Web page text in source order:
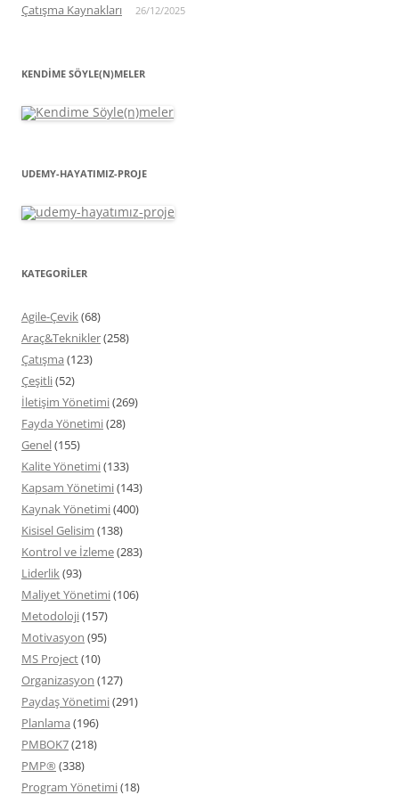
Çatışma Kaynakları 26/12/2025
KENDIME SÖYLE(N)MELER
UDEMY-HAYATIMIZ-PROJE
KATEGORİLER
Agile-Çevik(68)
Araç&Teknikler(258)
Çatışma (123)
Çeşitli(52)
İletişim Yönetimi(269)
Fayda Yönetimi(28)
Genel(155)
Kalite Yönetimi(133)
Kapsam Yönetimi(143)
Kaynak Yönetimi(400)
Kisisel Gelisim (138)
Kontrol ve İzleme(283)
Liderlik(93)
Maliyet Yönetimi(106)
Metodoloji(157)
Motivasyon (95)
MS Project(10)
Organizasyon (127)
Paydaş Yönetimi(291)
Planlama (196)
PMBOK7(218)
PMP® (338)
Program Yönetimi(18)